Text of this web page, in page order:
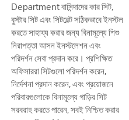
Department বাসিন্দাদের কার সিট,
বুস্টার সিট এবং সিটবেল্ট সঠিকভাবে ইনস্টল
করতে সাহায্য করার জন্য বিনামূল্যে শিশু
নিরাপত্তা আসন ইনস্টলেশন এবং
পরিদর্শন সেবা প্রদান করে। প্রশিক্ষিত
অফিসাররা সিটগুলো পরিদর্শন করেন,
নির্দেশনা প্রদান করেন, এবং প্রয়োজনে
পরিবারগুলোকে বিনামূল্যে গাড়ির সিট
সরবরাহ করতে পারেন, সবই নিশ্চিত করার